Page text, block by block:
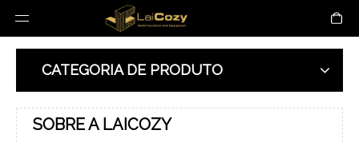
CATEGORIA DE PRODUTO
SOBRE A LAICOZY